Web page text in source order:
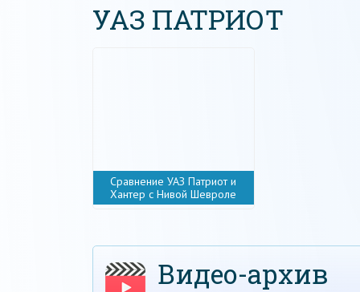
УАЗ ПАТРИОТ
Сравнение УАЗ Патриот и
Хантер с Нивой Шевроле
Видео-архив